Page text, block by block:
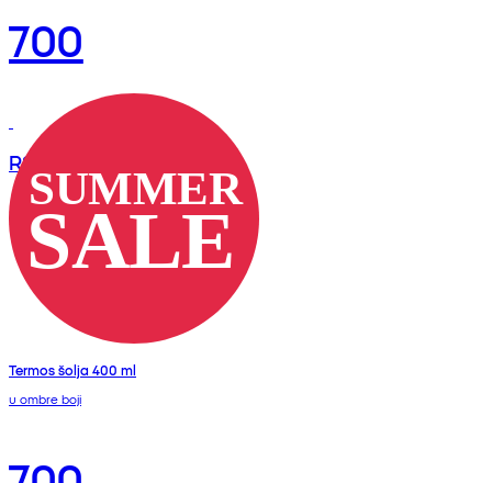
700
RSD
Termos šolja 400 ml
u ombre boji